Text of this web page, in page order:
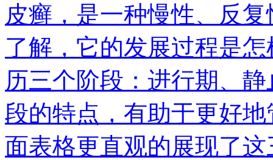
皮癣，是一种慢性、反
了解，它的发展过程是
历三个阶段：进行期、
段的特点，有助于更好
面表格更直观的展现了